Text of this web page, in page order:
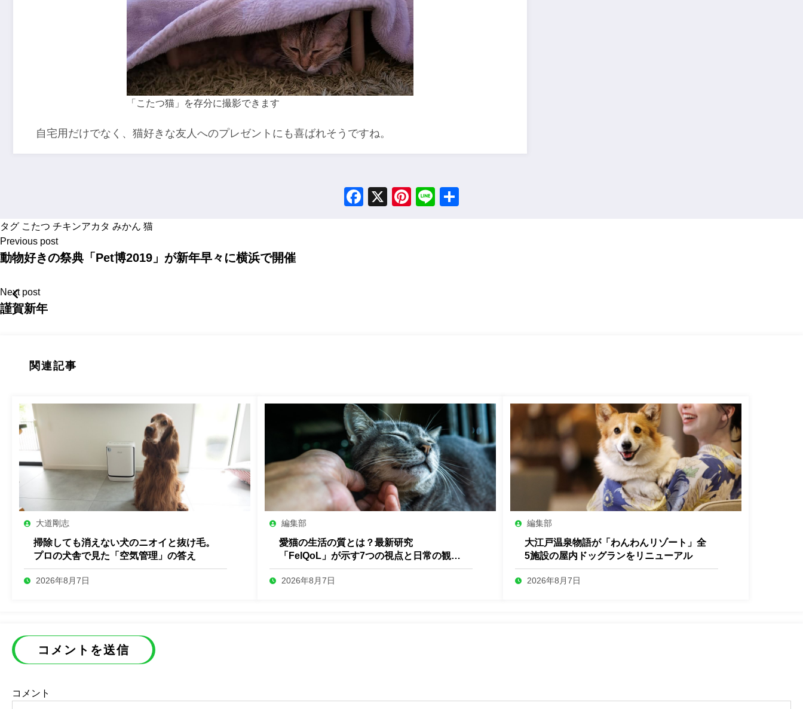
「こたつ猫」を存分に撮影できます
自宅用だけでなく、猫好きな友人へのプレゼントにも喜ばれそうですね。
Facebook
X Pinterest
Line
タグ こたつ チキンアカタ みかん 猫
Previous post
動物好きの祭典「Pet博2019」が新年早々に横浜で開催
Next post
謹賀新年
関連記事
大道剛志
掃除しても消えない犬のニオイと抜け毛。
プロの犬舎で見た「空気管理」の答え
2026年8月7日
編集部
愛猫の生活の質とは？最新研究
「FelQoL」が示す7つの視点と日常の観察
ポイント
2026年8月7日
編集部
大江戸温泉物語が「わんわんリゾート」全
5施設の屋内ドッグランをリニューアル
2026年8月7日
コメントを送信
コメント